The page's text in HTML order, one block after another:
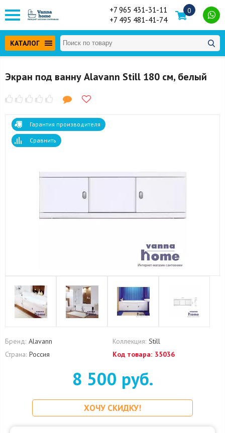
+7 965 431-31-11
+7 495 481-41-74
0
КАТАЛОГ
Экран под ванну Alavann Still 180 см, белый
Гарантия производителя
Сравнить
Бренд: Alavann Коллекция: Still
Страна: Россия Код товара: 35036
8 500 руб.
ХОЧУ СКИДКУ!